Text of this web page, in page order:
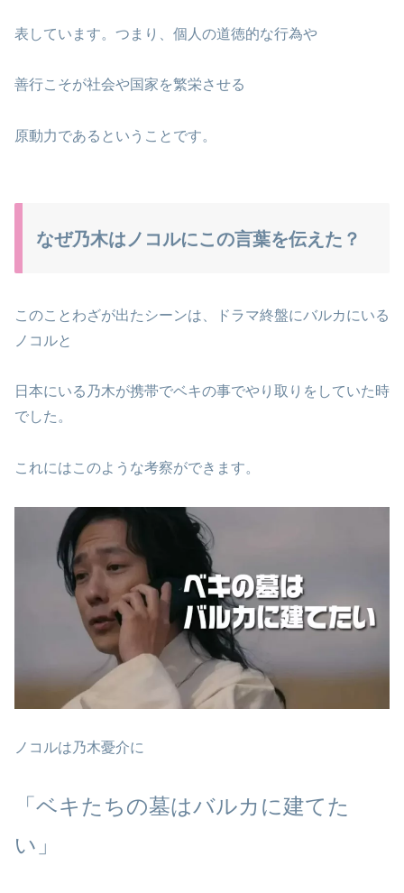
表しています。つまり、個人の道徳的な行為や
善行こそが社会や国家を繁栄させる
原動力であるということです。
なぜ乃木はノコルにこの言葉を伝えた？
このことわざが出たシーンは、ドラマ終盤にバルカにいる
ノコルと
日本にいる乃木が携帯でベキの事でやり取りをしていた時
でした。
これにはこのような考察ができます。
ノコルは乃木憂介に
「ベキたちの墓はバルカに建てた
い」